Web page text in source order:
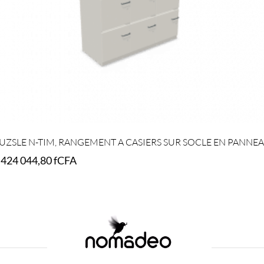
N-TIM, RANGEMENT A CASIERS SUR SOCLE EN
424 044,80fCFA